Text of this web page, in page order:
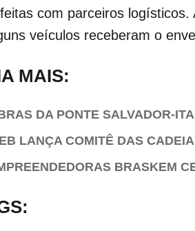
com parceiros
veículos receberam o
MAIS:
DA PONTE SALVADOR-
LANÇA COMITÊ DAS
BRASKEM